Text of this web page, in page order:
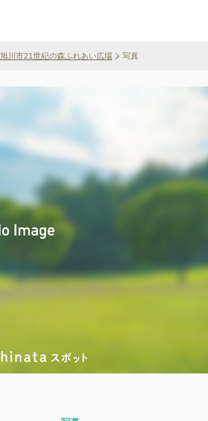
旭川市21世紀の森ふれあい広場 写真